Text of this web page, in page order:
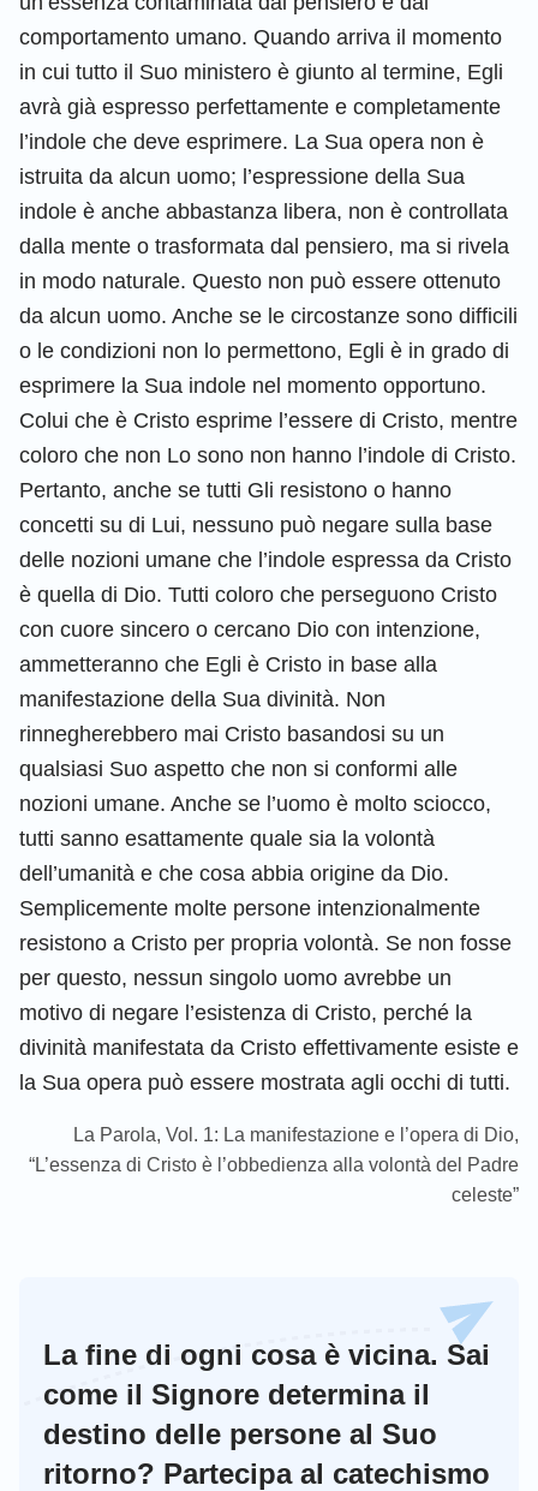
comportamento umano. Quando arriva il momento
in cui tutto il Suo ministero è giunto al termine, Egli
avrà già espresso perfettamente e completamente
l’indole che deve esprimere. La Sua opera non è
istruita da alcun uomo; l’espressione della Sua
indole è anche abbastanza libera, non è controllata
dalla mente o trasformata dal pensiero, ma si rivela
in modo naturale. Questo non può essere ottenuto
da alcun uomo. Anche se le circostanze sono difficili
o le condizioni non lo permettono, Egli è in grado di
esprimere la Sua indole nel momento opportuno.
Colui che è Cristo esprime l’essere di Cristo, mentre
coloro che non Lo sono non hanno l’indole di Cristo.
Pertanto, anche se tutti Gli resistono o hanno
concetti su di Lui, nessuno può negare sulla base
delle nozioni umane che l’indole espressa da Cristo
è quella di Dio. Tutti coloro che perseguono Cristo
con cuore sincero o cercano Dio con intenzione,
ammetteranno che Egli è Cristo in base alla
manifestazione della Sua divinità. Non
rinnegherebbero mai Cristo basandosi su un
qualsiasi Suo aspetto che non si conformi alle
nozioni umane. Anche se l’uomo è molto sciocco,
tutti sanno esattamente quale sia la volontà
dell’umanità e che cosa abbia origine da Dio.
Semplicemente molte persone intenzionalmente
resistono a Cristo per propria volontà. Se non fosse
per questo, nessun singolo uomo avrebbe un
motivo di negare l’esistenza di Cristo, perché la
divinità manifestata da Cristo effettivamente esiste e
la Sua opera può essere mostrata agli occhi di tutti.
La Parola, Vol. 1: La manifestazione e l’opera di Dio,
“L’essenza di Cristo è l’obbedienza alla volontà del Padre
celeste”
La fine di ogni cosa è vicina. Sai
come il Signore determina il
destino delle persone al Suo
ritorno? Partecipa al catechismo